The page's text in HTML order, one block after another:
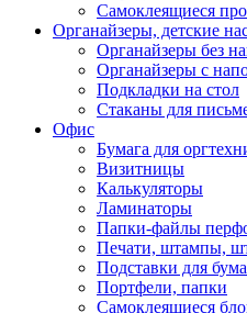
Самоклеящиеся
Органайзеры, детские
Органайзеры без
Органайзеры с
Подкладки на стол
Стаканы для
Офис
Бумага для
Визитницы
Калькуляторы
Ламинаторы
Папки-файлы
Печати, штампы,
Подставки для
Портфели, папки
Самоклеящиеся